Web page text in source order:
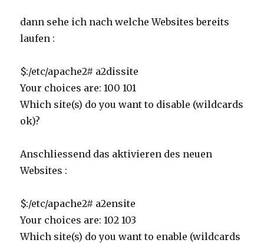
dann sehe ich nach welche Websites bereits
laufen :
$:/etc/apache2# a2dissite
Your choices are: 100 101
Which site(s) do you want to disable (wildcards
ok)?
Anschliessend das aktivieren des neuen
Websites :
$:/etc/apache2# a2ensite
Your choices are: 102 103
Which site(s) do you want to enable (wildcards